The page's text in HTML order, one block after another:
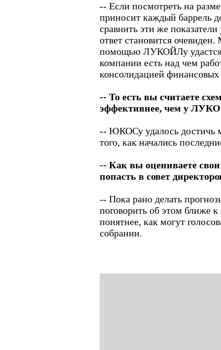
-- Если посмотреть на
приносит каждый
сравнить эти же
ответ становится
помощью ЛУКОЙЛу удастся
компании есть над чем
консолидацией финансовых
-- То есть вы считаете
эффективнее, чем у
-- ЮКОСу удалось достичь
того, как начались
-- Как вы оцениваете
попасть в совет
-- Пока рано делать
поговорить об этом ближе к
понятнее, как могут
собрании.